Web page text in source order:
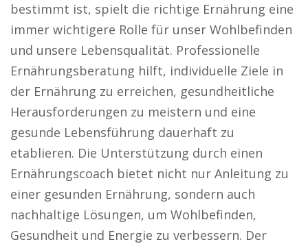
bestimmt ist, spielt die richtige Ernährung eine
immer wichtigere Rolle für unser Wohlbefinden
und unsere Lebensqualität. Professionelle
Ernährungsberatung hilft, individuelle Ziele in
der Ernährung zu erreichen, gesundheitliche
Herausforderungen zu meistern und eine
gesunde Lebensführung dauerhaft zu
etablieren. Die Unterstützung durch einen
Ernährungscoach bietet nicht nur Anleitung zu
einer gesunden Ernährung, sondern auch
nachhaltige Lösungen, um Wohlbefinden,
Gesundheit und Energie zu verbessern. Der